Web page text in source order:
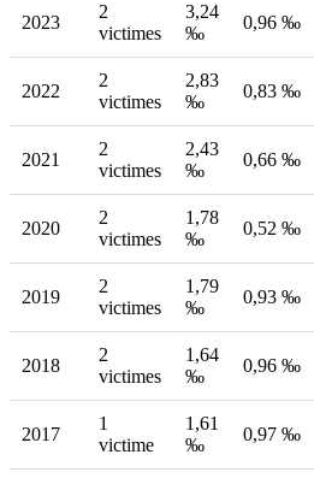
2023
2
victimes
3,24
‰
0,96 ‰
2022
2
victimes
2,83
‰
0,83 ‰
2021
2
victimes
2,43
‰
0,66 ‰
2020
2
victimes
1,78
‰
0,52 ‰
2019
2
victimes
1,79
‰
0,93 ‰
2018
2
victimes
1,64
‰
0,96 ‰
2017
1
victime
1,61
‰
0,97 ‰